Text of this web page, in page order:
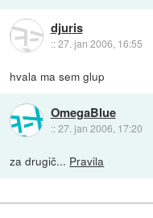
djuris
::27. jan 2006, 16:55
hvala ma sem glup
OmegaBlue
::27. jan 2006, 17:20
za drugič... Pravila